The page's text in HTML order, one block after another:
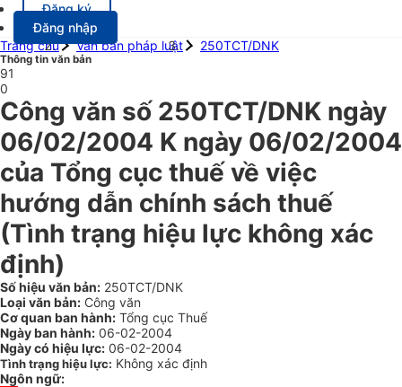
Đăng ký
Đăng nhập
Trang chủ
Văn bản pháp luật 250TCT/DNK
Thông tin văn bản
91
0
Công văn số 250TCT/DNK ngày
06/02/2004 K ngày 06/02/2004
của Tổng cục thuế về việc
hướng dẫn chính sách thuế
(Tình trạng hiệu lực không xác
định)
Số hiệu văn bản: 250TCT/DNK
Loại văn bản: Công văn
Cơ quan ban hành: Tổng cục Thuế
Ngày ban hành: 06-02-2004
Ngày có hiệu lực: 06-02-2004
Tình trạng hiệu lực: Không xác định
Ngôn ngữ: